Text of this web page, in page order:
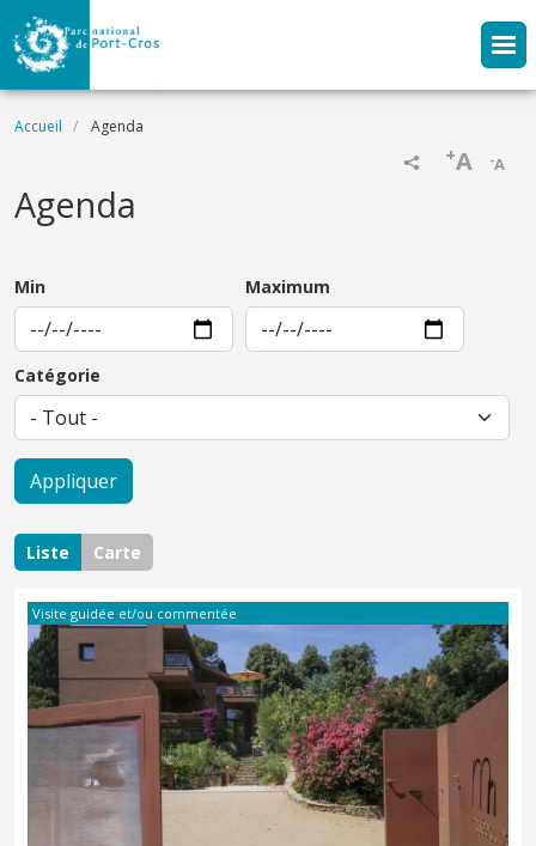
Aller au contenu principal
Fil d'Ariane
Accueil Agenda
-A
+A
Agenda
Min Maximum
Catégorie
Liste Carte
Visite guidée et/ou commentée